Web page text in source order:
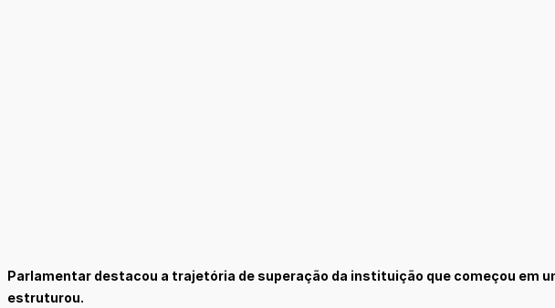
Parlamentar destacou a trajetória de superação da instituição que começou em
estruturou.